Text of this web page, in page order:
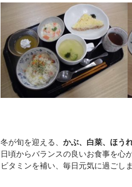
冬が旬を迎える、 かぶ、白菜、ほう
日頃からバランスの良いお食事を心
ビタミンを補い、毎日元気に過ごし